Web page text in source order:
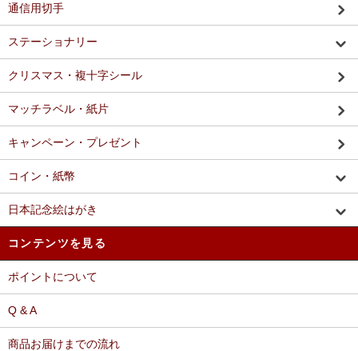
通信用切手
ステーショナリー
クリスマス・複十字シール
マッチラベル・紙片
キャンペーン・プレゼント
コイン・紙幣
日本記念絵はがき
コンテンツを見る
ポイントについて
Q & A
商品お届けまでの流れ